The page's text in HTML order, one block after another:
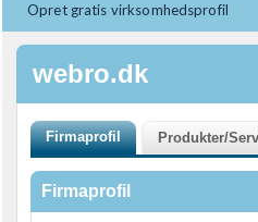
Opret gratis virksomhedsprofil
webro.dk
Firmaprofil